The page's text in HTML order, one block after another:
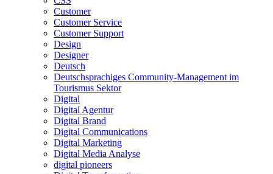
Customer
Customer Service
Customer Support
Design
Designer
Deutsch
Deutschsprachiges Community-Management im
Tourismus Sektor
Digital
Digital Agentur
Digital Brand
Digital Communications
Digital Marketing
Digital Media Analyse
digital pioneers